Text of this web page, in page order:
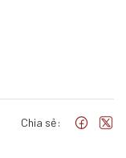
Chia sẻ: